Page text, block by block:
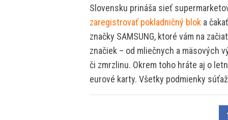
Slovensku prináša sieť
zaregistrovať pokladničný blok a
značky SAMSUNG, ktoré vám na
značiek – od mliečnych a mäsových
či zmrzlinu. Okrem toho hráte aj o
eurové karty. Všetky podmienky